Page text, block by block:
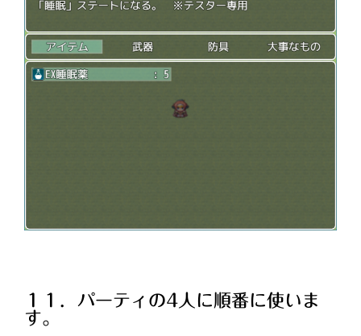
１１．パーティの4人に順番に使いま
す。